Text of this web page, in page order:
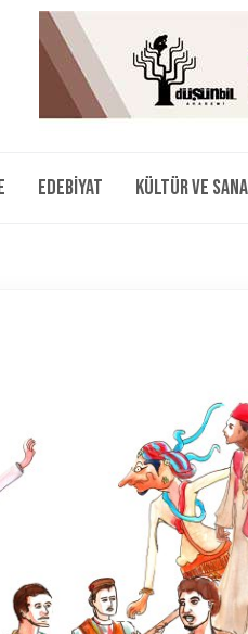
Edebiyat Kültür ve